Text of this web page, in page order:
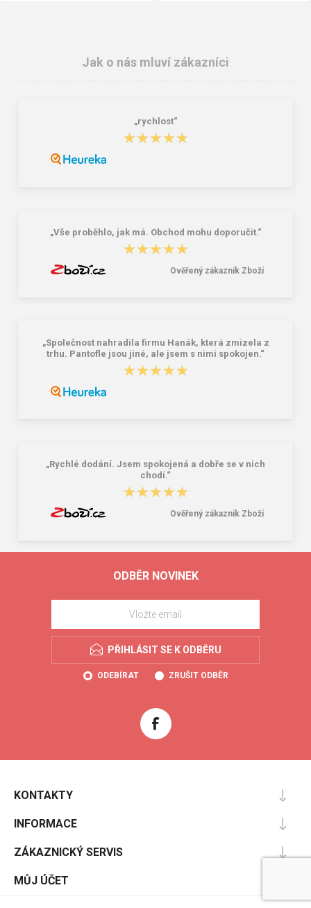
Jak o nás mluví zákazníci
„rychlost“
★★★★★
★★★★★
„Vše proběhlo, jak má. Obchod mohu doporučit.“
★★★★★
★★★★★
Ověřený zákazník Zboží
„Společnost nahradila firmu Hanák, která zmizela z
trhu. Pantofle jsou jiné, ale jsem s nimi spokojen.“
★★★★★
★★★★★
„Rychlé dodání. Jsem spokojená a dobře se v nich
chodí.“
★★★★★
★★★★★
Ověřený zákazník Zboží
ODBĚR NOVINEK
PŘIHLÁSIT SE K ODBĚRU
ODEBÍRAT ZRUŠIT ODBĚR
KONTAKTY
INFORMACE
ZÁKAZNICKÝ SERVIS
MŮJ ÚČET